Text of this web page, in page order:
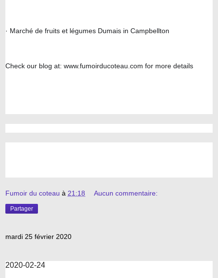
· Marché de fruits et légumes Dumais in Campbellton
Check our blog at: www.fumoirducoteau.com for more details
Fumoir du coteau à 21:18 Aucun commentaire:
Partager
mardi 25 février 2020
2020-02-24